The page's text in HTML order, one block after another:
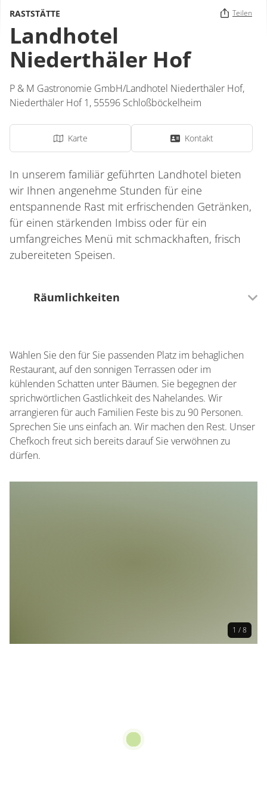
RASTSTÄTTE Teilen
Landhotel
Niederthäler Hof
P & M Gastronomie GmbH/Landhotel Niederthäler Hof,
Niederthäler Hof 1, 55596 Schloßböckelheim
Karte Kontakt
In unserem familiär geführten Landhotel bieten
wir Ihnen angenehme Stunden für eine
entspannende Rast mit erfrischenden Getränken,
für einen stärkenden Imbiss oder für ein
umfangreiches Menü mit schmackhaften, frisch
zubereiteten Speisen.
Räumlichkeiten
0 Sitzplätze (außen)
Wählen Sie den für Sie passenden Platz im behaglichen
Restaurant, auf den sonnigen Terrassen oder im
kühlenden Schatten unter Bäumen. Sie begegnen der
sprichwörtlichen Gastlichkeit des Nahelandes. Wir
arrangieren für auch Familien Feste bis zu 90 Personen.
Sprechen Sie uns einfach an. Wir machen den Rest. Unser
Chefkoch freut sich bereits darauf Sie verwöhnen zu
dürfen.
1 / 8